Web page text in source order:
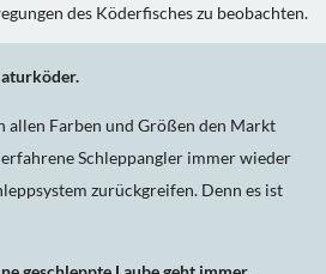
des Köderfisches zu beobachten.
allen Farben und Größen den Markt
Schleppangler immer wieder
zurückgreifen. Denn es ist